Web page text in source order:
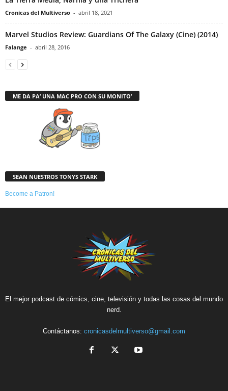
Cronicas del Multiverso - abril 18, 2021
Marvel Studios Review: Guardians Of The Galaxy (Cine) (2014)
Falange - abril 28, 2016
ME DA PA’ UNA MAC PRO CON SU MONITO’
SEAN NUESTROS TONYS STARK
Become a Patron!
El mejor podcast de cómics, cine, televisión y todas las cosas del mundo
nerd.
Contáctanos: cronicasdelmultiverso@gmail.com